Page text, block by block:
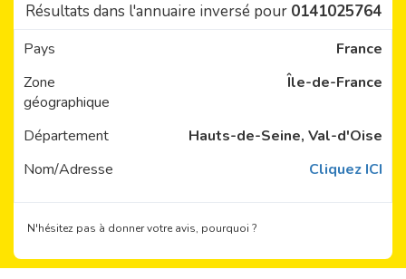
Résultats dans l'annuaire inversé pour 0141025764
Pays
France
Zone
géographique
Île-de-France
Département
Hauts-de-Seine, Val-d'Oise
Nom/Adresse
Cliquez ICI
N'hésitez pas à donner votre avis, pourquoi ?